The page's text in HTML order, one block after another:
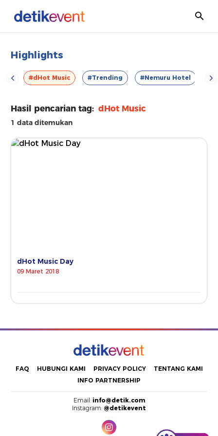
Highlights
#dHot Music #Trending #Nemuru Hotel
Hasil pencarian tag: dHot Music
1 data ditemukan
dHot Music Day
09 Maret 2018
FAQ HUBUNGI KAMI PRIVACY POLICY
TENTANG KAMI
INFO PARTNERSHIP
Email: info@detik.com
Instagram: @detikevent